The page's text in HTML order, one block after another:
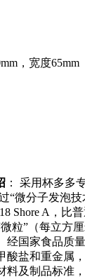
，宽度65mm
： 采用杯多多
“微分子发泡
18 Shore A，比
粒”（每立方
经国家食品质
酸盐和重金属
料及制品标准